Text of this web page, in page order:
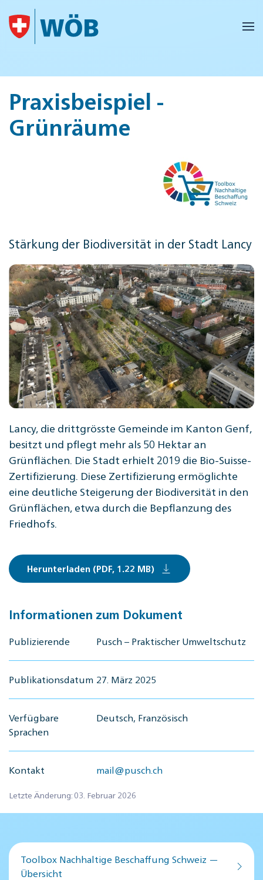
Skip to main content
Praxisbeispiel -
Grünräume
Stärkung der Biodiversität in der Stadt Lancy
Lancy, die drittgrösste Gemeinde im Kanton Genf,
besitzt und pflegt mehr als 50 Hektar an
Grünflächen. Die Stadt erhielt 2019 die Bio-Suisse-
Zertifizierung. Diese Zertifizierung ermöglichte
eine deutliche Steigerung der Biodiversität in den
Grünflächen, etwa durch die Bepflanzung des
Friedhofs.
Herunterladen (PDF, 1.22 MB)
Informationen zum Dokument
Publizierende Pusch – Praktischer Umweltschutz
Publikationsdatum 27. März 2025
Verfügbare
Sprachen
Deutsch, Französisch
Kontakt mail@pusch.ch
Letzte Änderung: 03. Februar 2026
Toolbox Nachhaltige Beschaffung Schweiz —
Übersicht